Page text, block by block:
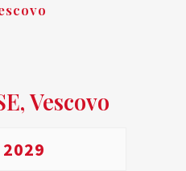
Vescovo
2029